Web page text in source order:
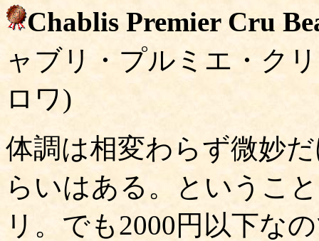
Chablis Premier Cru
ャブリ・プルミエ・ク
ロワ)
体調は相変わらず微妙
らいはある。というこ
リ。でも2000円以下な